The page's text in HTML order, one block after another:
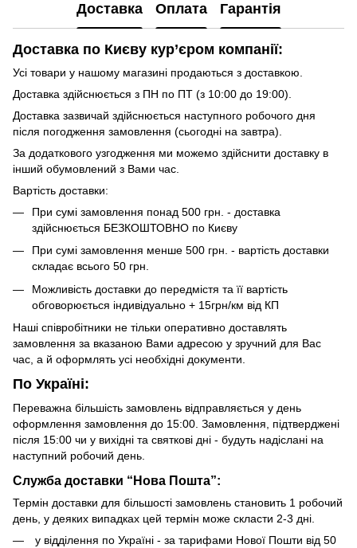
Доставка Оплата Гарантія
Доставка по Києву кур’єром компанії:
Усі товари у нашому магазині продаються з доставкою.
Доставка здійснюється з ПН по ПТ (з 10:00 до 19:00).
Доставка зазвичай здійснюється наступного робочого дня
після погодження замовлення (сьогодні на завтра).
За додаткового узгодження ми можемо здійснити доставку в
інший обумовлений з Вами час.
Вартість доставки:
При сумі замовлення понад 500 грн. - доставка
здійснюється БЕЗКОШТОВНО по Києву
При сумі замовлення менше 500 грн. - вартість доставки
складає всього 50 грн.
Можливість доставки до передмістя та її вартість
обговорюється індивідуально + 15грн/км від КП
Наші співробітники не тільки оперативно доставлять
замовлення за вказаною Вами адресою у зручний для Вас
час, а й оформлять усі необхідні документи.
По Україні:
Переважна більшість замовлень відправляється у день
оформлення замовлення до 15:00. Замовлення, підтверджені
після 15:00 чи у вихідні та святкові дні - будуть надіслані на
наступний робочий день.
Служба доставки “Нова Пошта”:
Термін доставки для більшості замовлень становить 1 робочий
день, у деяких випадках цей термін може скласти 2-3 дні.
у відділення по Україні - за тарифами Нової Пошти від 50